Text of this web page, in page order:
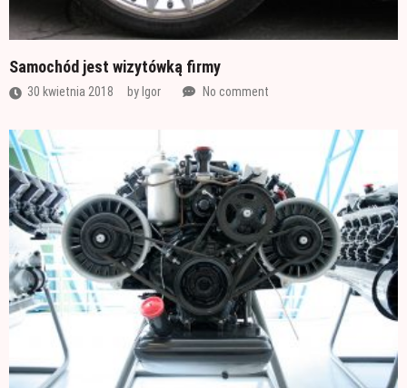
Samochód jest wizytówką firmy
30 kwietnia 2018 by Igor No comment